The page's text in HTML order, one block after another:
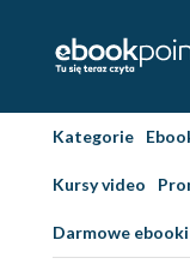
Kategorie
Kursy video
Darmowe ebooki